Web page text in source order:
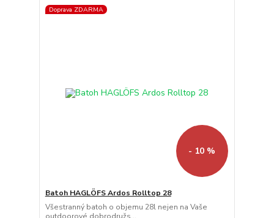
Doprava ZDARMA
- 10 %
Batoh HAGLÖFS Ardos Rolltop 28
Všestranný batoh o objemu 28l nejen na Vaše
outdoorové dobrodružs...